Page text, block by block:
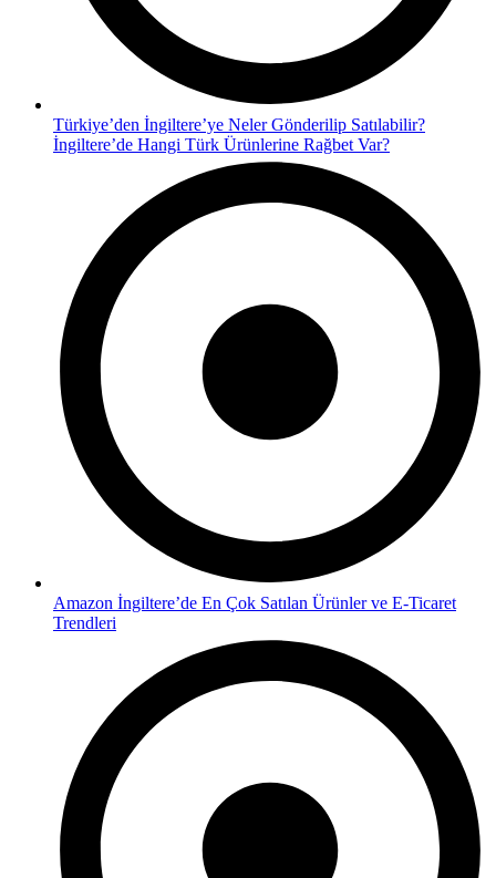
Türkiye’den İngiltere’ye Neler Gönderilip Satılabilir?
İngiltere’de Hangi Türk Ürünlerine Rağbet Var?
Amazon İngiltere’de En Çok Satılan Ürünler ve E-Ticaret
Trendleri